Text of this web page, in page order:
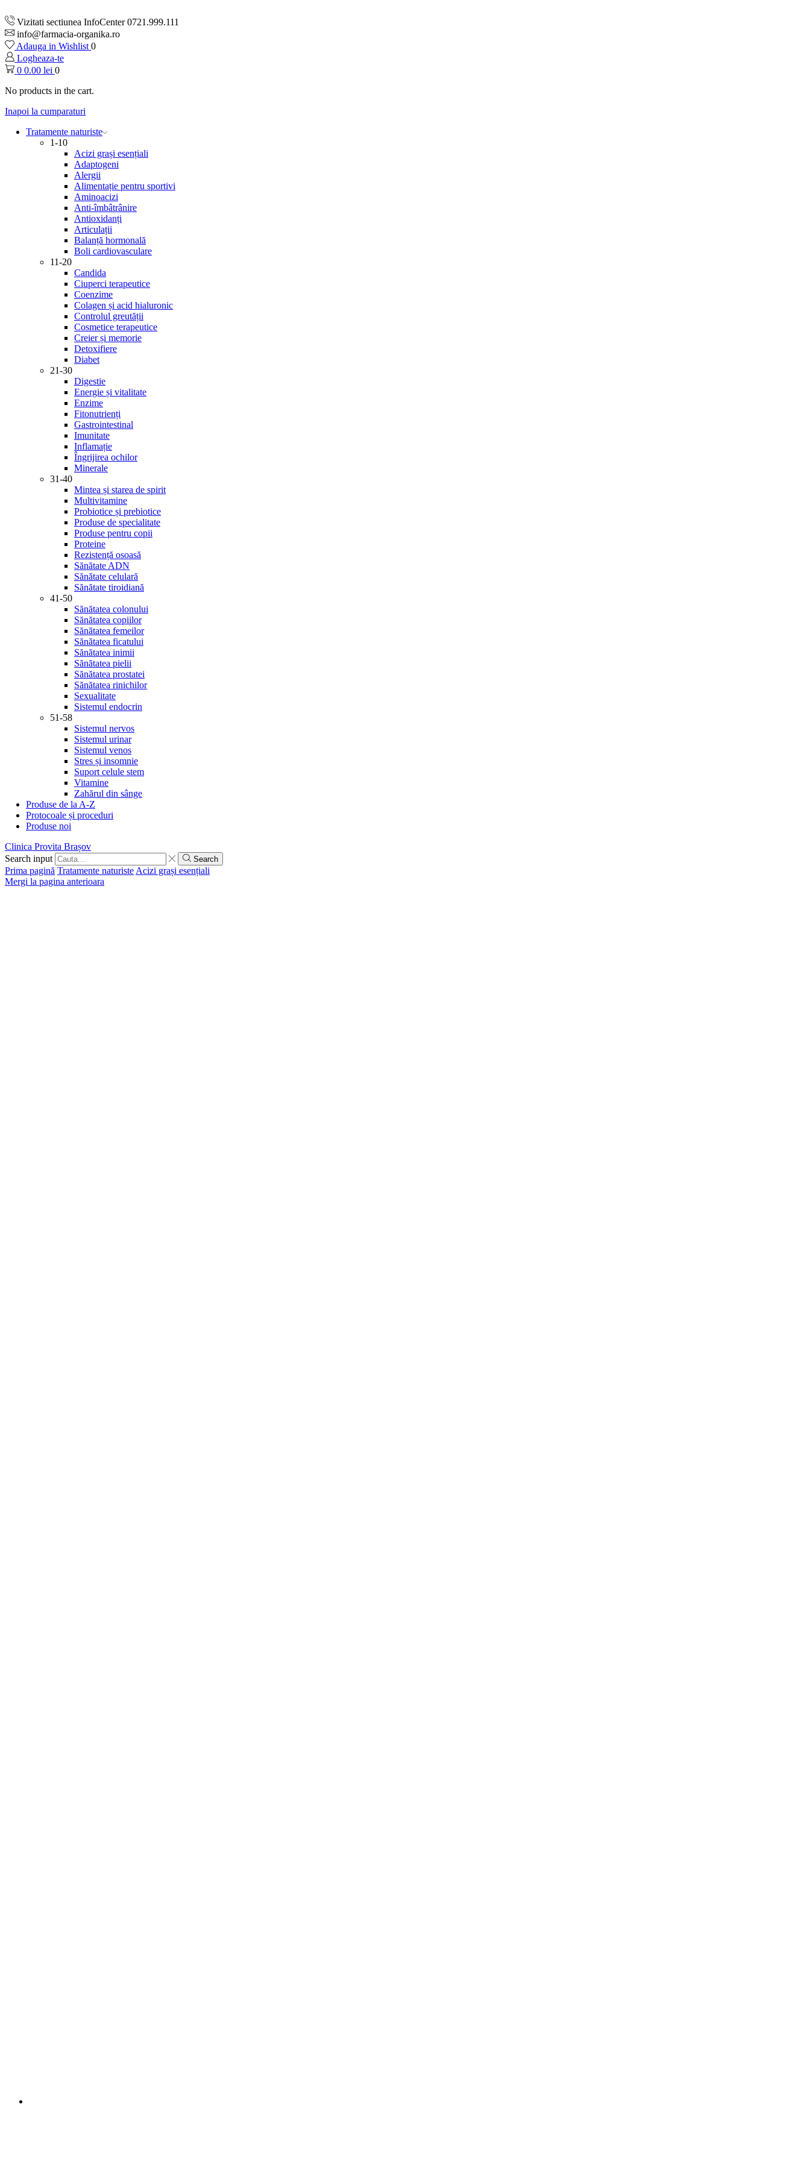
Vizitati sectiunea InfoCenter 0721.999.111
info@farmacia-organika.ro
Adauga in Wishlist 0
Logheaza-te
0 0.00 lei 0
No products in the cart.
Inapoi la cumparaturi
Tratamente naturiste
1-10
Acizi grași esențiali
Adaptogeni
Alergii
Alimentație pentru sportivi
Aminoacizi
Anti-îmbâtrânire
Antioxidanți
Articulații
Balanță hormonală
Boli cardiovasculare
11-20
Candida
Ciuperci terapeutice
Coenzime
Colagen și acid hialuronic
Controlul greutății
Cosmetice terapeutice
Creier și memorie
Detoxifiere
Diabet
21-30
Digestie
Energie și vitalitate
Enzime
Fitonutrienți
Gastrointestinal
Imunitate
Inflamație
Îngrijirea ochilor
Minerale
31-40
Mintea și starea de spirit
Multivitamine
Probiotice și prebiotice
Produse de specialitate
Produse pentru copii
Proteine
Rezistență osoasă
Sănătate ADN
Sănătate celulară
Sănătate tiroidiană
41-50
Sănătatea colonului
Sănătatea copiilor
Sănătatea femeilor
Sănătatea ficatului
Sănătatea inimii
Sănătatea pielii
Sănătatea prostatei
Sănătatea rinichilor
Sexualitate
Sistemul endocrin
51-58
Sistemul nervos
Sistemul urinar
Sistemul venos
Stres și insomnie
Suport celule stem
Vitamine
Zahărul din sânge
Produse de la A-Z
Protocoale și proceduri
Produse noi
Clinica Provita Brașov
Search input
Search
Prima pagină Tratamente naturiste Acizi grași esențiali
Mergi la pagina anterioara